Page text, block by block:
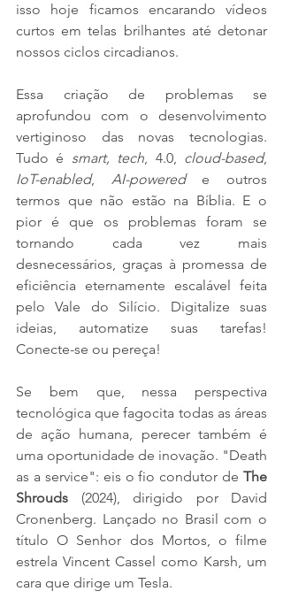
isso hoje ficamos encarando vídeos
curtos em telas brilhantes até detonar
nossos ciclos circadianos.
Essa criação de problemas se
aprofundou com o desenvolvimento
vertiginoso das novas tecnologias.
Tudo é smart, tech, 4.0, cloud-based
IoT-enabled, AI-powered e outros
termos que não estão na Bíblia. E o
pior é que os problemas foram se
tornando cada vez mais
desnecessários, graças à promessa de
eficiência eternamente escalável feita
pelo Vale do Silício. Digitalize suas
ideias, automatize suas tarefas!
Conecte-se ou pereça!
Se bem que, nessa perspectiva
tecnológica que fagocita todas as áreas
de ação humana, perecer também é
uma oportunidade de inovação. "Death
as a service": eis o fio condutor de The
Shrouds (2024), dirigido por David
Cronenberg. Lançado no Brasil com o
título O Senhor dos Mortos, o filme
estrela Vincent Cassel como Karsh, um
cara que dirige um Tesla.